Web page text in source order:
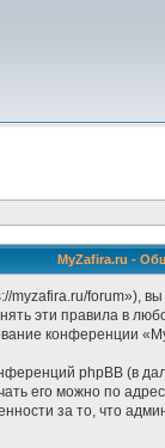
MyZafira.ru -
forum»),
эти правила в
конференции
phpBB (в
его можно по
за то, что